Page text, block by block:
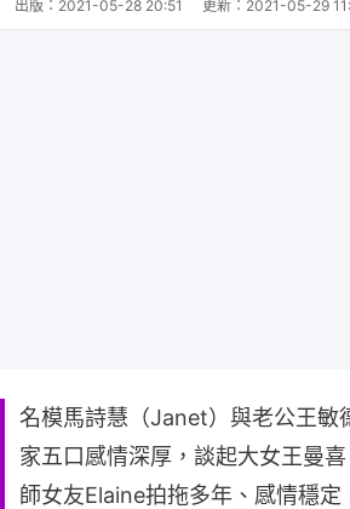
出版： 2021-05-28 20:51 更新： 2021-05-29
名模馬詩慧（Janet）與老公王敏
家五口感情深厚，談起大女王曼
師女友Elaine拍拖多年、感情穩